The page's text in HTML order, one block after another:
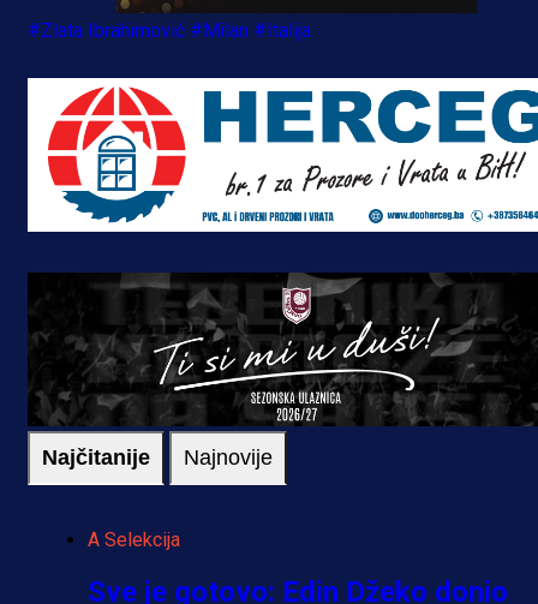
#Zlata Ibrahimović #Milan #Italija
Najčitanije Najnovije
A Selekcija
Sve je gotovo: Edin Džeko donio